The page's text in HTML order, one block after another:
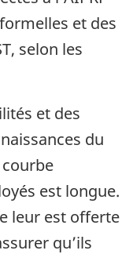
et des
selon les
et des
du
courbe
est longue.
leur est offerte
qu’ils